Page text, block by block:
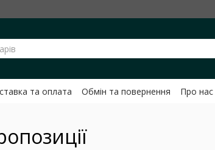
та оплата Обмін та повернення Про нас